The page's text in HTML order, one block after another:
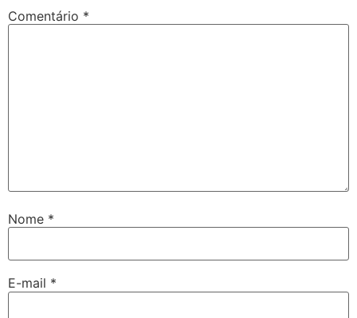
Comentário *
Nome *
E-mail *